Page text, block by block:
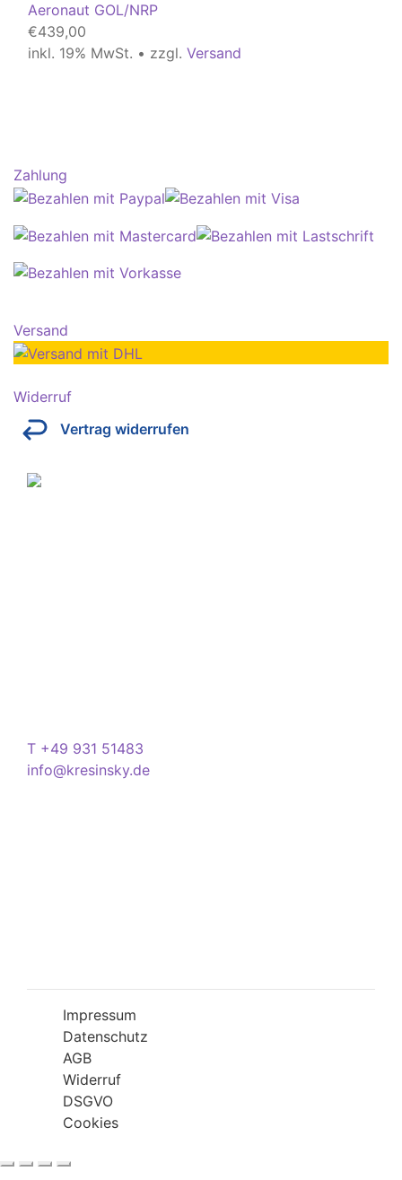
Aeronaut GOL/NRP
€439,00
inkl. 19% MwSt. • zzgl. Versand
Zahlung
Versand
Widerruf
Vertrag widerrufen
T +49 931 51483
info@kresinsky.de
Impressum
Datenschutz
AGB
Widerruf
DSGVO
Cookies